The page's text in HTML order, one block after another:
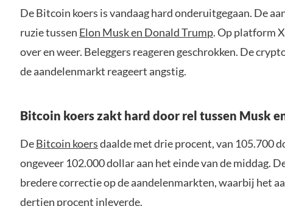
De Bitcoin koers is vandaag hard onderuitgegaan. De
ruzie tussen Elon Musk en Donald Trump. Op platform
over en weer. Beleggers reageren geschrokken. De
de aandelenmarkt reageert angstig.
Bitcoin koers zakt hard door rel tussen Musk
DeBitcoin koersdaalde met drie procent, van 105.700
ongeveer 102.000 dollar aan het einde van de middag.
bredere correctie op de aandelenmarkten, waarbij het
dertien procent inleverde.